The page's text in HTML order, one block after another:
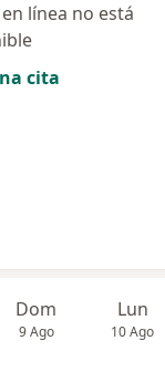
línea no está
cita
Dom
9 Ago
Lun
10 Ago